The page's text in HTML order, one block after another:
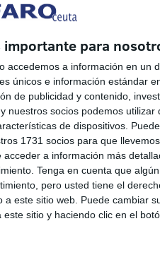
importante para
accedemos a información en un
únicos e información estándar
de publicidad y contenido,
nuestros socios podemos utilizar
de dispositivos.
1731 socios para que
a información más
Tenga en cuenta que
pero usted tiene el
este sitio web. Puede cambiar
sitio y haciendo clic en el
así se obliga al agente a usar
denuncia García.
de solicitar
deexpedientes
” entre los policías,
juicio ni su grado de
que los policíaspierdan el
El trasfondo,